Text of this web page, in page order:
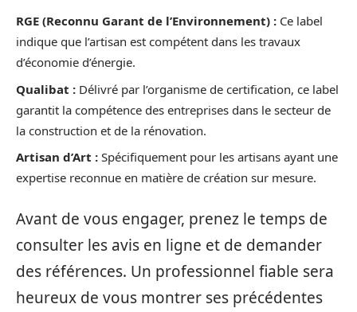
RGE (Reconnu Garant de l’Environnement) : Ce label
indique que l’artisan est compétent dans les travaux
d’économie d’énergie.
Qualibat : Délivré par l’organisme de certification, ce label
garantit la compétence des entreprises dans le secteur de
la construction et de la rénovation.
Artisan d’Art : Spécifiquement pour les artisans ayant une
expertise reconnue en matière de création sur mesure.
Avant de vous engager, prenez le temps de
consulter les avis en ligne et de demander
des références. Un professionnel fiable sera
heureux de vous montrer ses précédentes